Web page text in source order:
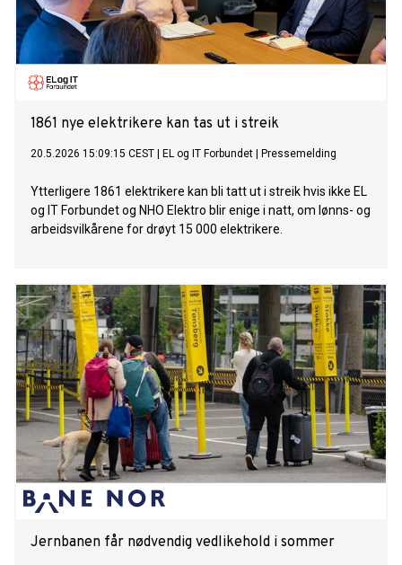
1861 nye elektrikere kan tas ut i streik
20.5.2026 15:09:15 CEST EL og IT Forbundet Pressemelding
Ytterligere 1861 elektrikere kan bli tatt ut i streik hvis ikke EL
og IT Forbundet og NHO Elektro blir enige i natt, om lønns- og
arbeidsvilkårene for drøyt 15 000 elektrikere.
Jernbanen får nødvendig vedlikehold i sommer